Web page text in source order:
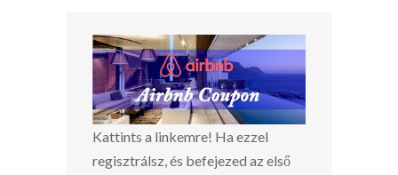
Kattints a linkemre! Ha ezzel
regisztrálsz, és befejezed az első